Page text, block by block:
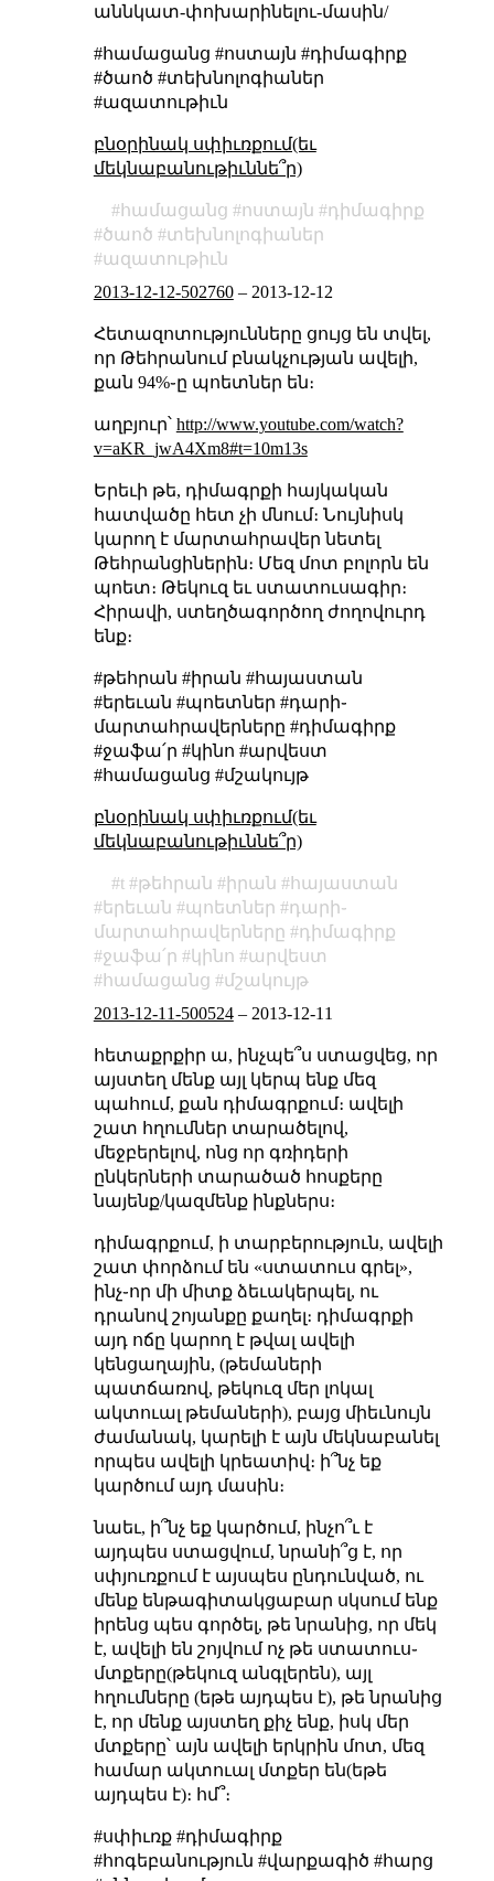
աննկատ-փոխարինելու-մասին/
#համացանց #ոստայն #դիմագիրք
#ծաոծ #տեխնոլոգիաներ
#ազատութիւն
բնօրինակ սփիւռքում(եւ
մեկնաբանութիւննե՞ր)
համացանց ոստայն
դիմագիրք
ծաոծ
տեխնոլոգիաներ
ազատութիւն
2013-12-12-502760– 2013-12-12
Հետազոտությունները ցույց են տվել,
որ Թեհրանում բնակչության ավելի,
քան 94%֊ը պոետներ են։
աղբյուր՝ http://www.youtube.com/watch?
v=aKR_jwA4Xm8#t=10m13s
Երեւի թե, դիմագրքի հայկական
հատվածը հետ չի մնում։ Նույնիսկ
կարող է մարտահրավեր նետել
Թեհրանցիներին։ Մեզ մոտ բոլորն են
պոետ։ Թեկուզ եւ ստատուսագիր։
Հիրավի, ստեղծագործող ժողովուրդ
ենք։
#թեհրան #իրան #հայաստան
#երեւան #պոետներ #դարի֊
մարտահրավերները #դիմագիրք
#ջաֆա՛ր #կինո #արվեստ
#համացանց #մշակույթ
բնօրինակ սփիւռքում(եւ
մեկնաբանութիւննե՞ր)
t թեհրան իրան
հայաստան
երեւան
պոետներ
դարի֊
մարտահրավերները
դիմագիրք
ջաֆա՛ր
կինո
արվեստ
համացանց
մշակույթ
2013-12-11-500524– 2013-12-11
հետաքրքիր ա, ինչպե՞ս ստացվեց, որ
այստեղ մենք այլ կերպ ենք մեզ
պահում, քան դիմագրքում։ ավելի
շատ հղումներ տարածելով,
մեջբերելով, ոնց որ գռիդերի
ընկերների տարածած հոսքերը
նայենք/կազմենք ինքներս։
դիմագրքում, ի տարբերություն, ավելի
շատ փորձում են «ստատուս գրել»,
ինչ֊որ մի միտք ձեւակերպել, ու
դրանով շոյանքը քաղել։ դիմագրքի
այդ ոճը կարող է թվալ ավելի
կենցաղային, (թեմաների
պատճառով, թեկուզ մեր լոկալ
ակտուալ թեմաների), բայց միեւնույն
ժամանակ, կարելի է այն մեկնաբանել
որպես ավելի կրեատիվ։ ի՞նչ եք
կարծում այդ մասին։
նաեւ, ի՞նչ եք կարծում, ինչո՞ւ է
այդպես ստացվում, նրանի՞ց է, որ
սփյուռքում է այսպես ընդունված, ու
մենք ենթագիտակցաբար սկսում ենք
իրենց պես գործել, թե նրանից, որ մեկ
է, ավելի են շոյվում ոչ թե ստատուս֊
մտքերը(թեկուզ անգլերեն), այլ
հղումները (եթե այդպես է), թե նրանից
է, որ մենք այստեղ քիչ ենք, իսկ մեր
մտքերը՝ այն ավելի երկրին մոտ, մեզ
համար ակտուալ մտքեր են(եթե
այդպես է)։ հմ՞։
#սփիւռք #դիմագիրք
#հոգեբանություն #վարքագիծ #հարց